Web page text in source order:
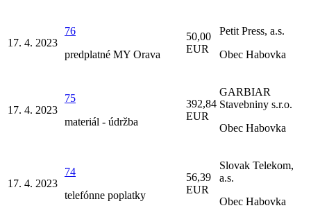
17. 4. 2023
76
predplatné MY Orava
50,00
EUR
Petit Press, a.s.
Obec Habovka
17. 4. 2023
75
materiál - údržba
392,84
EUR
GARBIAR
Stavebniny s.r.o.
Obec Habovka
17. 4. 2023
74
telefónne poplatky
56,39
EUR
Slovak Telekom,
a.s.
Obec Habovka